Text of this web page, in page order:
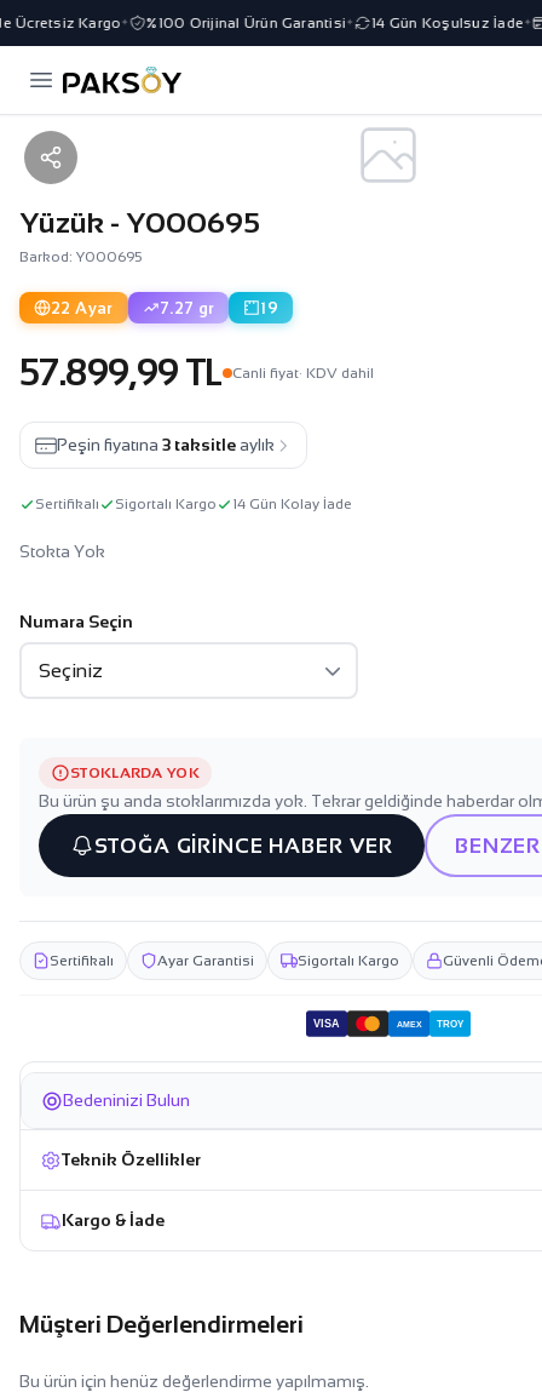
Ücretsiz Kargo✦ %100 Orijinal Ürün Garantisi✦ 14 Gün Koşulsuz İade✦
Yüzük - Y000695
Barkod: Y000695
22 Ayar 7.27 gr 19
57.899,99 TL Canli fiyat· KDV dahil
Peşin fiyatına 3 taksitle aylık
Sertifikalı Sigortalı Kargo 14 Gün Kolay İade
Stokta Yok
Numara Seçin
STOKLARDA YOK
Bu ürün şu anda stoklarımızda yok. Tekrar geldiğinde haberdar
STOĞA GİRİNCE HABER VER
Sertifikalı Ayar Garantisi Sigortalı Kargo Güvenli
VISA AMEX TROY
Bedeninizi Bulun
Teknik Özellikler
Kargo & İade
Müşteri Değerlendirmeleri
Bu ürün için henüz değerlendirme yapılmamış.